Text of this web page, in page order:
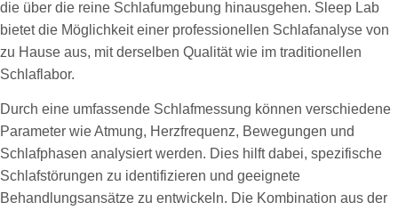
die über die reine Schlafumgebung hinausgehen. Sleep Lab
bietet die Möglichkeit einer professionellen Schlafanalyse von
zu Hause aus, mit derselben Qualität wie im traditionellen
Schlaflabor.
Durch eine umfassende Schlafmessung können verschiedene
Parameter wie Atmung, Herzfrequenz, Bewegungen und
Schlafphasen analysiert werden. Dies hilft dabei, spezifische
Schlafstörungen zu identifizieren und geeignete
Behandlungsansätze zu entwickeln. Die Kombination aus der